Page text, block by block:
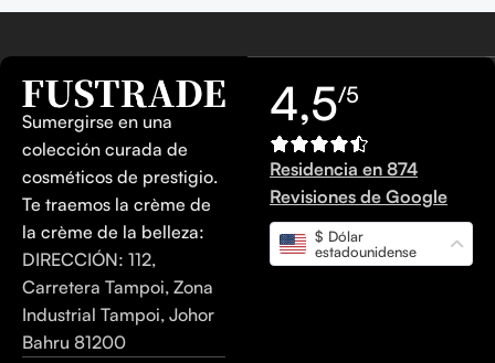
Sumergirse en una
colección curada de
cosméticos de prestigio.
Te traemos la crème de
la crème de la belleza:
DIRECCIÓN: 112,
Carretera Tampoi, Zona
Industrial Tampoi, Johor
Bahru 81200
4,5/5
Residencia en 874
Revisiones de Google
$ Dólar
estadounidense